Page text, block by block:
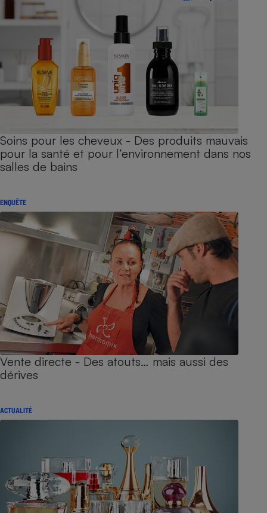
Soins pour les cheveux - Des produits mauvais
pour la santé et pour l’environnement dans nos
salles de bains
ENQUÊTE
Vente directe - Des atouts… mais aussi des
dérives
ACTUALITÉ